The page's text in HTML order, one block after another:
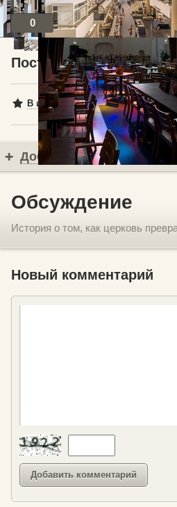
0
Посты по теме
В избранное
Добавить комментарий
Обсуждение
История о том, как церковь
Новый комментарий